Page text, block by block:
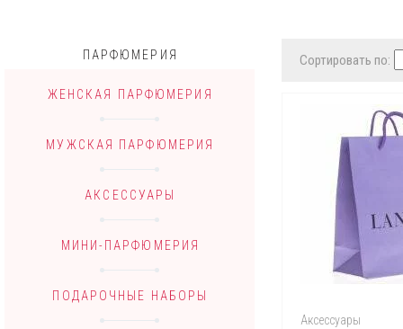
ПАРФЮМЕРИЯ
ЖЕНСКАЯ ПАРФЮМЕРИЯ
МУЖСКАЯ ПАРФЮМЕРИЯ
АКСЕССУАРЫ
МИНИ-ПАРФЮМЕРИЯ
ПОДАРОЧНЫЕ НАБОРЫ
Сортировать по:
Аксессуары